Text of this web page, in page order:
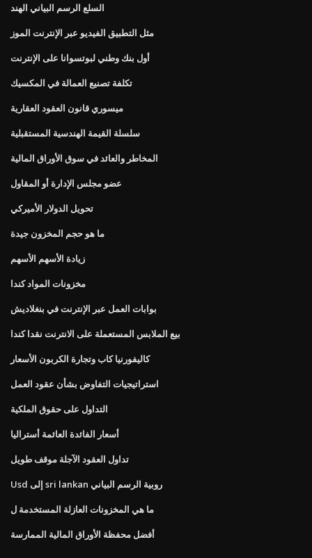
السلع الرسم البياني الهند
مثل التطبيق الفيديو عبر الإنترنت الموز
أول بنك وطني لبوتسوانا على الإنترنت
تكلفة تصنيع العمالة في المكسيك
ميسوري قانون العقود العقارية
سلسلة القيمة الهندسية المستقبلية
المخاطر والعائد في سوق الأوراق المالية
عضو مجلس الإدارة أو المقاول
تحويل الدولار الأميركي
ما هو حجم المخزون جيدة
زيادة الأسهم الأسهم
مخزونات المواد كندا
بوابات العمل عبر الإنترنت في بنغلاديش
بيع الملابس المستعملة على الانترنت نقدا كندا
كاليفورنيا كاب وتجارة الكربون الأسعار
استراتيجيات التفاوض بشأن عقود العمل
التداول على حقوق الملكية
أسعار الفائدة العائمة أستراليا
تداول العقود الآجلة موقف طويل
Usd إلى sri lankan روبية الرسم البياني
ما هي المخزونات العازلة المستخدمة ل
أفضل محفظة الأوراق المالية الممارسة